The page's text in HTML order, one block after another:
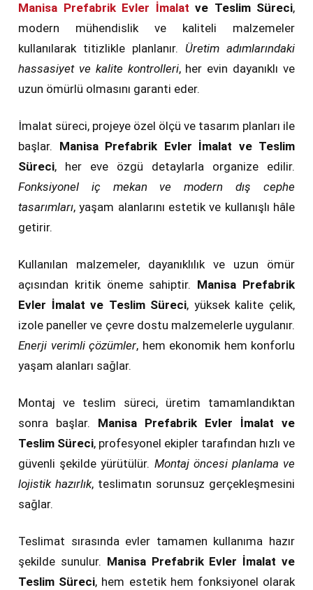
Manisa Prefabrik Evler İmalat ve Teslim Süreci,
modern mühendislik ve kaliteli malzemeler
kullanılarak titizlikle planlanır. Üretim adımlarındaki
hassasiyet ve kalite kontrolleri, her evin dayanıklı ve
uzun ömürlü olmasını garanti eder.
İmalat süreci, projeye özel ölçü ve tasarım planları ile
başlar. Manisa Prefabrik Evler İmalat ve Teslim
Süreci, her eve özgü detaylarla organize edilir.
Fonksiyonel iç mekan ve modern dış cephe
tasarımları, yaşam alanlarını estetik ve kullanışlı hâle
getirir.
Kullanılan malzemeler, dayanıklılık ve uzun ömür
açısından kritik öneme sahiptir. Manisa Prefabrik
Evler İmalat ve Teslim Süreci, yüksek kalite çelik,
izole paneller ve çevre dostu malzemelerle uygulanır.
Enerji verimli çözümler, hem ekonomik hem konforlu
yaşam alanları sağlar.
Montaj ve teslim süreci, üretim tamamlandıktan
sonra başlar. Manisa Prefabrik Evler İmalat ve
Teslim Süreci, profesyonel ekipler tarafından hızlı ve
güvenli şekilde yürütülür. Montaj öncesi planlama ve
lojistik hazırlık, teslimatın sorunsuz gerçekleşmesini
sağlar.
Teslimat sırasında evler tamamen kullanıma hazır
şekilde sunulur. Manisa Prefabrik Evler İmalat ve
Teslim Süreci, hem estetik hem fonksiyonel olarak